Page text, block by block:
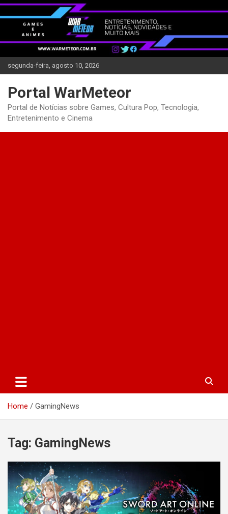
Skip
to
content
segunda-feira, agosto 10, 2026
Portal WarMeteor
Portal de Notícias sobre Games, Cultura Pop, Tecnologia,
Entretenimento e Cinema
Home GamingNews
Tag: GamingNews